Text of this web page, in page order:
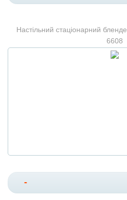
Настільний стаціонарний
6608
-